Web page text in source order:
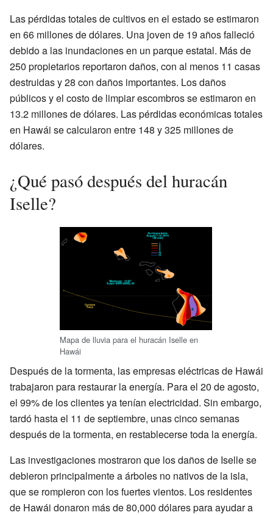
Las pérdidas totales de cultivos en el estado se estimaron
en 66 millones de dólares. Una joven de 19 años falleció
debido a las inundaciones en un parque estatal. Más de
250 propietarios reportaron daños, con al menos 11 casas
destruidas y 28 con daños importantes. Los daños
públicos y el costo de limpiar escombros se estimaron en
13.2 millones de dólares. Las pérdidas económicas totales
en Hawái se calcularon entre 148 y 325 millones de
dólares.
¿Qué pasó después del huracán
Iselle?
Mapa de lluvia para el huracán Iselle en
Hawái
Después de la tormenta, las empresas eléctricas de Hawái
trabajaron para restaurar la energía. Para el 20 de agosto,
el 99% de los clientes ya tenían electricidad. Sin embargo,
tardó hasta el 11 de septiembre, unas cinco semanas
después de la tormenta, en restablecerse toda la energía.
Las investigaciones mostraron que los daños de Iselle se
debieron principalmente a árboles no nativos de la isla,
que se rompieron con los fuertes vientos. Los residentes
de Hawái donaron más de 80,000 dólares para ayudar a